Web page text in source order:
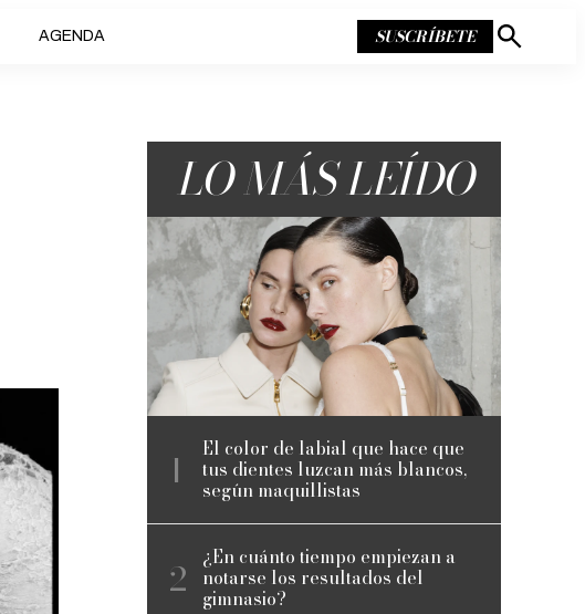
AGENDA SUSCRÍBETE
Mostrar
LO MÁS LEÍDO
El color de labial que hace que
tus dientes luzcan más blancos,
según maquillistas
¿En cuánto tiempo empiezan a
notarse los resultados del
gimnasio?